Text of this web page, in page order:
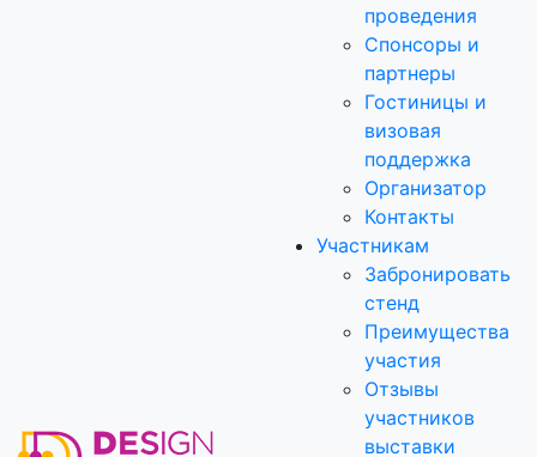
проведения
Спонсоры и
партнеры
Гостиницы и
визовая
поддержка
Организатор
Контакты
Участникам
Забронировать
стенд
Преимущества
участия
Отзывы
участников
выставки